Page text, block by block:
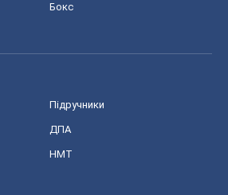
Бокс
Підручники
ДПА
НМТ